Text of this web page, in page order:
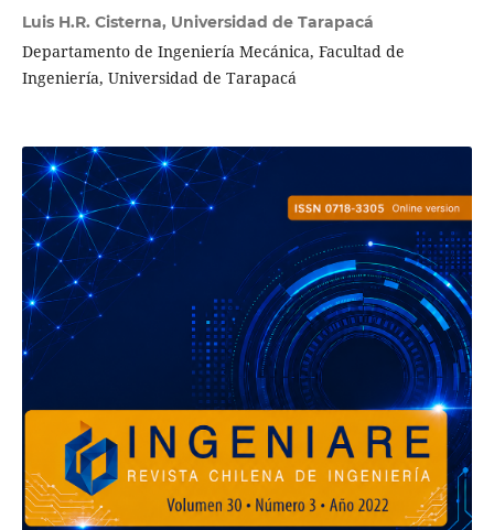
Luis H.R. Cisterna, Universidad de Tarapacá
Departamento de Ingeniería Mecánica, Facultad de
Ingeniería, Universidad de Tarapacá